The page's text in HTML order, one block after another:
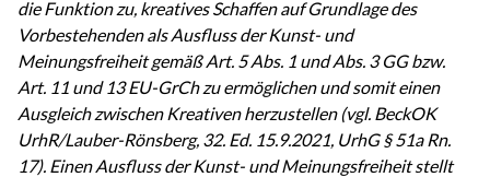
die Funktion zu, kreatives Schaffen auf Grundlage des
Vorbestehenden als Ausfluss der Kunst- und
Meinungsfreiheit gemäß Art. 5 Abs. 1 und Abs. 3 GG bzw.
Art. 11 und 13 EU-GrCh zu ermöglichen und somit einen
Ausgleich zwischen Kreativen herzustellen (vgl. BeckOK
UrhR/Lauber-Rönsberg, 32. Ed. 15.9.2021, UrhG § 51a Rn.
17). Einen Ausfluss der Kunst- und Meinungsfreiheit stellt